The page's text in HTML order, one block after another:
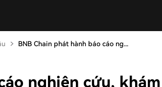
BNB Chain phát hành báo cáo ng...
nghiên cứu, khám